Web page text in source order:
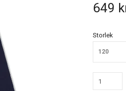
649
Storlek
120